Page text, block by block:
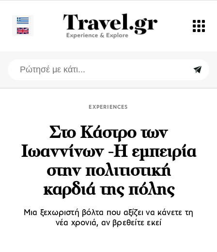
EXPERIENCES
Στο Κάστρο των
Ιωαννίνων -Η εμπειρία
στην πολιτιστική
καρδιά της πόλης
Μια ξεχωριστή βόλτα που αξίζει να κάνετε τη
νέα χρονιά, αν βρεθείτε εκεί